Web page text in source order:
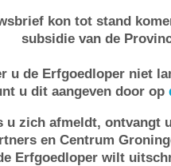
kon tot stand
subsidie van de
u de Erfgoedloper niet
u dit aangeven door op
u zich afmeldt, ontvangt
en Centrum
Erfgoedloper wilt